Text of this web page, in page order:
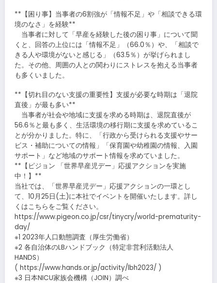
**【困り事】当事者の6割強が「情報不足」や「相談できる環
境のなさ」を経験**
当事者に対して「早産を経験した後の困り事」について聞
くと、回答の上位には「情報不足」（66.0％）や、「相談で
きる人や環境がないと感じる」（63.5％）が挙げられまし
た。その他、周囲の人との関わりにストレスを抱える当事者
も多くいました。
**【切れ目のない支援の重要性】支援が必要な時期は「退院
直後」が最も多い**
当事者が社会や地域に支援を求める時期は、退院直後が
56.6％と最も多く、生活環境の移行期に支援を求めているこ
とが分かりました。特に、「行政から受けられる支援やサー
ビス・補助についての情報」「保育園や幼稚園の情報、入園
サポート」など地域のサポート情報を求めていました。
**【ピジョン 「世界早産児デー」応援アクションを実施
中！】**
当社では、「世界早産児デー」応援アクションの一環とし
て、10月25日(土)に本社でイベントを開催いたします。詳し
くはこちらをご覧ください。
https://www.pigeon.co.jp/csr/tinycry/world-prematurity-
day/
※1 2023年人口動態調査（厚生労働省）
※2 各自治体のLBハンドブック（特定非営利活動法人
HANDS）
( https://www.hands.or.jp/activity/lbh2023/ )
※3 日本NICU家族会機構（JOIN）調べ